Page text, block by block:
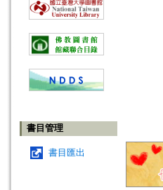
書目管理
書目匯出